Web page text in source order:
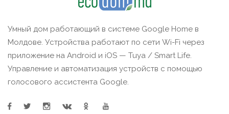
Умный дом работающий в системе Google Home в
Молдове. Устройства работают по сети Wi-Fi через
приложение на Android и iOS — Tuya / Smart Life.
Управление и автоматизация устройств с помощью
голосового ассистента Google.